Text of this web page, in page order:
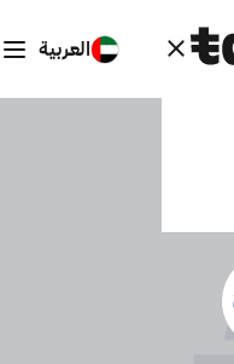
العربية